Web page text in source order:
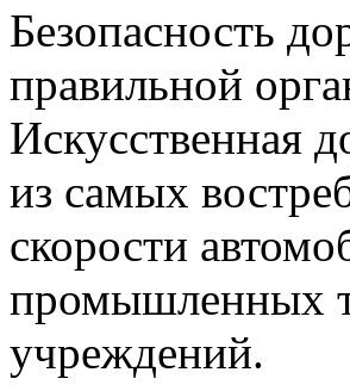
Безопасность
правильной
Искусственная
из самых
скорости
промышленных
учреждений.